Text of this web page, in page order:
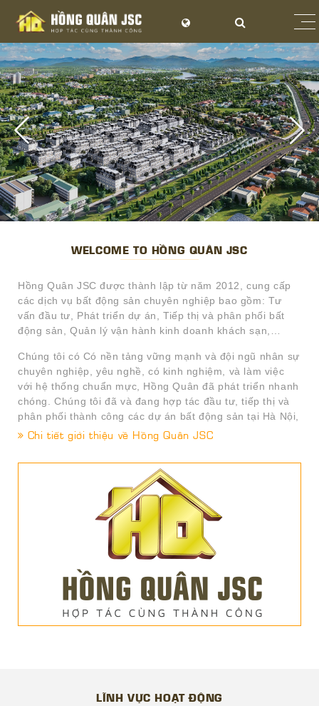
WELCOME TO HỒNG QUÂN JSC
Hồng Quân JSC được thành lập từ năm 2012, cung cấp
các dịch vụ bất động sản chuyên nghiệp bao gồm: Tư
vấn đầu tư, Phát triển dự án, Tiếp thị và phân phối bất
động sản, Quản lý vận hành kinh doanh khách sạn,…
Chúng tôi có Có nền tảng vững mạnh và đội ngũ nhân sự
chuyên nghiệp, yêu nghề, có kinh nghiệm, và làm việc
với hệ thống chuẩn mực, Hồng Quân đã phát triển nhanh
chóng. Chúng tôi đã và đang hợp tác đầu tư, tiếp thị và
phân phối thành công các dự án bất động sản tại Hà Nội,
Khánh Hòa ở các phân khúc khác nhau như: Nhà ở –
Với mong muốn đóng góp vào sự phát triển bền vững
của thị trường bất động sản Việt Nam, hướng tới sự gia
tăng thực sự cho khách hàng thông qua các dịch vụ có
chất lượng cao nhất; định hướng mục tiêu phát triển là
đối tác tin cậy và được ưu tiên lựa chọn qua các dịch vụ
chuyên nghiệp, Hồng Quân sẽ không ngừng nỗ lực phấn
đấu để trở thành thương hiệu hàng đầu Việt Nam trong
lĩnh vực phát triển Dự án, cung cấp các dịch vụ tiếp thị
phân phối, nghiên cứu thị trường, môi giới uy tín nhất.
Các Dự án công ty đã thực hiện tư vấn và phát
Các dự án Công ty đã và đang thực hiện:
Chi tiết giới thiệu về Hồng Quân JSC
LĨNH VỰC HOẠT ĐỘNG